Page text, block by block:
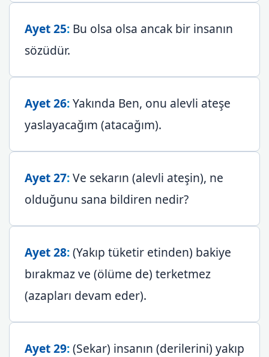
Ayet 25: Bu olsa olsa ancak bir insanın
sözüdür.
Ayet 26:Yakında Ben, onu alevli ateşe
yaslayacağım (atacağım).
Ayet 27:Ve sekarın (alevli ateşin), ne
olduğunu sana bildiren nedir?
Ayet 28:(Yakıp tüketir etinden) bakiye
bırakmaz ve (ölüme de) terketmez
(azapları devam eder).
Ayet 29:(Sekar) insanın (derilerini) yakıp